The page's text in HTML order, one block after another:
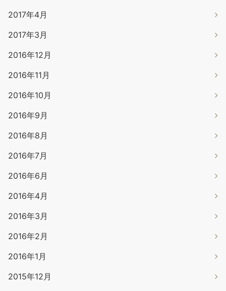
2017年4月
2017年3月
2016年12月
2016年11月
2016年10月
2016年9月
2016年8月
2016年7月
2016年6月
2016年4月
2016年3月
2016年2月
2016年1月
2015年12月